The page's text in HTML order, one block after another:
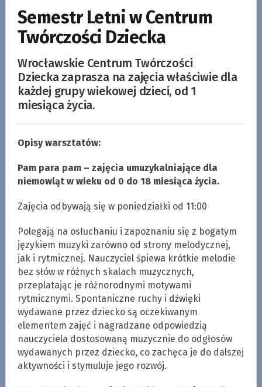
Semestr Letni w Centrum
Twórczości Dziecka
Wrocławskie Centrum Twórczości
Dziecka zaprasza na zajęcia właściwie dla
każdej grupy wiekowej dzieci, od 1
miesiąca życia.
Opisy warsztatów:
Pam para pam – zajęcia umuzykalniające dla
niemowląt w wieku od 0 do 18 miesiąca życia.
Zajęcia odbywają się w poniedziałki od 11:00
Polegają na osłuchaniu i zapoznaniu się z bogatym
językiem muzyki zarówno od strony melodycznej,
jak i rytmicznej. Nauczyciel śpiewa krótkie melodie
bez słów w różnych skalach muzycznych,
przeplatając je różnorodnymi motywami
rytmicznymi. Spontaniczne ruchy i dźwięki
wydawane przez dziecko są oczekiwanym
elementem zajęć i nagradzane odpowiedzią
nauczyciela dostosowaną muzycznie do odgłosów
wydawanych przez dziecko, co zachęca je do dalszej
aktywności i stymuluje jego rozwój.